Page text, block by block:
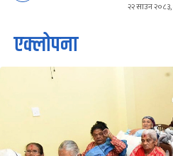
२२ साउन २०८३,
एक्लोपना